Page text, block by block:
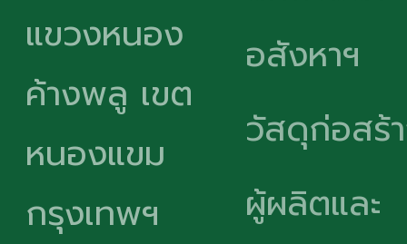
แขวงหนอง
ค้างพลู เขต
หนองแขม
กรุงเทพฯ
อสังหาฯ
วัสดุก่อสร้
ผู้ผลิตและ